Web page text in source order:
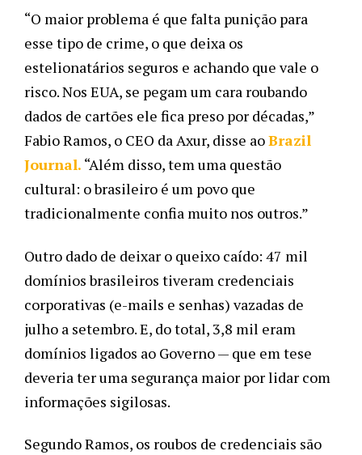
“O maior problema é que falta punição para
esse tipo de crime, o que deixa os
estelionatários seguros e achando que vale o
risco. Nos EUA, se pegam um cara roubando
dados de cartões ele fica preso por décadas,”
Fabio Ramos, o CEO da Axur, disse aoBrazil
Journal. “Além disso, tem uma questão
cultural: o brasileiro é um povo que
tradicionalmente confia muito nos outros.”
Outro dado de deixar o queixo caído: 47 mil
domínios brasileiros tiveram credenciais
corporativas (e-mails e senhas) vazadas de
julho a setembro. E, do total, 3,8 mil eram
domínios ligados ao Governo — que em tese
deveria ter uma segurança maior por lidar com
informações sigilosas.
Segundo Ramos, os roubos de credenciais são